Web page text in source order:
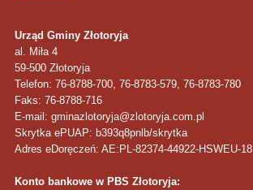
Urząd Gminy Złotoryja
al. Miła 4
59-500 Złotoryja
Telefon: 76-8788-700, 76-8783-579, 76-8783-780
Faks: 76-8788-716
E-mail: gminazlotoryja@zlotoryja.com.pl
Skrytka ePUAP: b393q8pnlb/skrytka
Adres eDoręczeń: AE:PL-82374-44922-HSWEU-18
Konto bankowe w PBS Złotoryja: